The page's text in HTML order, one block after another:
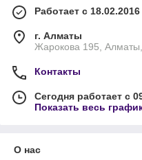
Работает с 18.02.2016
г. Алматы
Жарокова 195, Алматы,
Контакты
Сегодня работает с
Показать весь
О нас